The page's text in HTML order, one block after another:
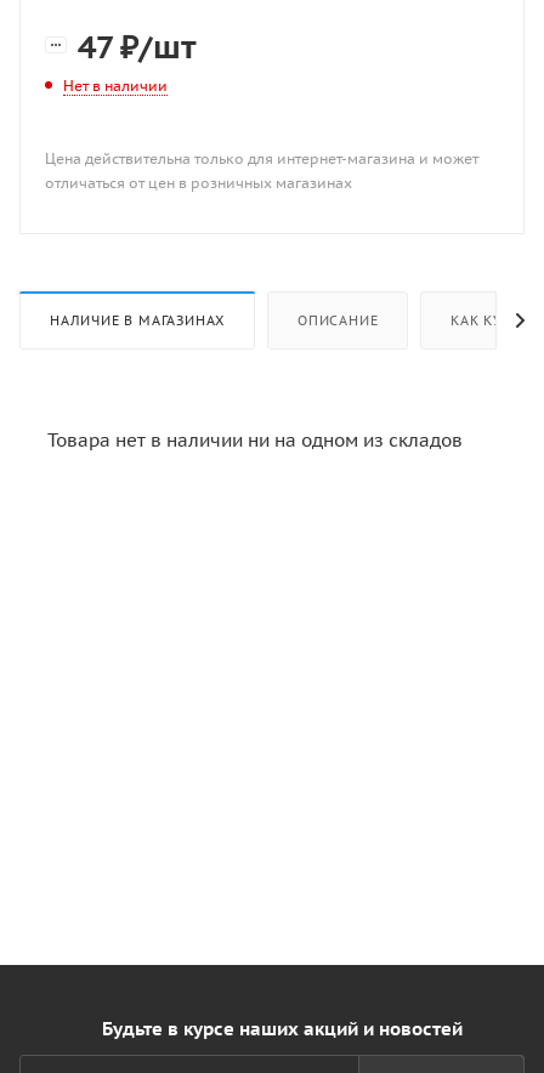
47₽/шт
Нет в наличии
Цена действительна только для интернет-магазина и может
отличаться от цен в розничных магазинах
НАЛИЧИЕ В МАГАЗИНАХ ОПИСАНИЕ КАК КУПИТЬ
Товара нет в наличии ни на одном из складов
Будьте в курсе наших акций и новостей